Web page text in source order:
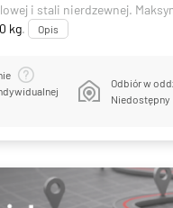
i stali nierdzewnej.
kg. Opis
Odbiór w
Niedostępny